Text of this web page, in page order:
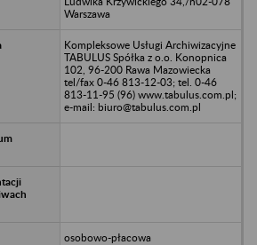
Warszawa
Kompleksowe Usługi Archiwizacyjne
TABULUS Spółka z o.o. Konopnica
102, 96-200 Rawa Mazowiecka
tel/fax 0-46 813-12-03; tel. 0-46
813-11-95 (96) www.tabulus.com.pl;
e-mail: biuro@tabulus.com.pl
osobowo-płacowa